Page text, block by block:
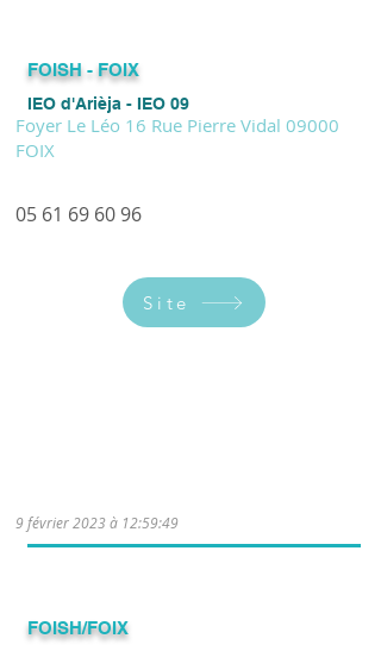
FOISH - FOIX
IEO d'Arièja - IEO 09
Foyer Le Léo 16 Rue Pierre Vidal 09000
FOIX
05 61 69 60 96
Site
9 février 2023 à 12:59:49
FOISH/FOIX